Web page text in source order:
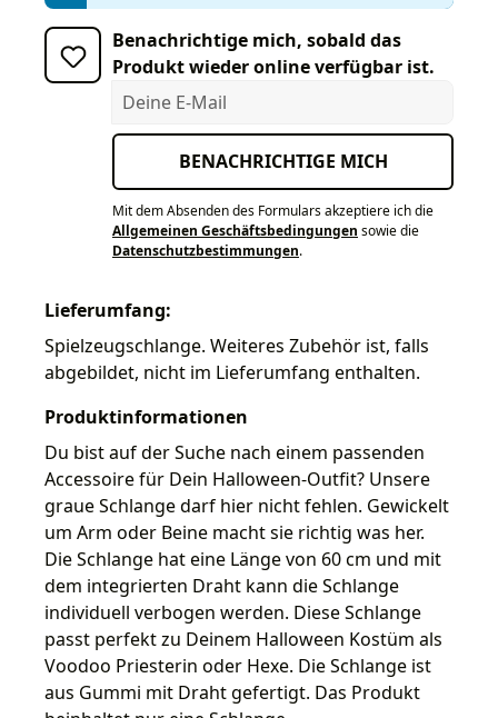
Benachrichtige mich, sobald das
Produkt wieder online verfügbar ist.
Deine E-Mail
BENACHRICHTIGE MICH
Mit dem Absenden des Formulars akzeptiere ich die
Allgemeinen Geschäftsbedingungen sowie die
Datenschutzbestimmungen.
Lieferumfang:
Spielzeugschlange. Weiteres Zubehör ist, falls
abgebildet, nicht im Lieferumfang enthalten.
Produktinformationen
Du bist auf der Suche nach einem passenden
Accessoire für Dein Halloween-Outfit? Unsere
graue Schlange darf hier nicht fehlen. Gewickelt
um Arm oder Beine macht sie richtig was her.
Die Schlange hat eine Länge von 60 cm und mit
dem integrierten Draht kann die Schlange
individuell verbogen werden. Diese Schlange
passt perfekt zu Deinem Halloween Kostüm als
Voodoo Priesterin oder Hexe. Die Schlange ist
aus Gummi mit Draht gefertigt. Das Produkt